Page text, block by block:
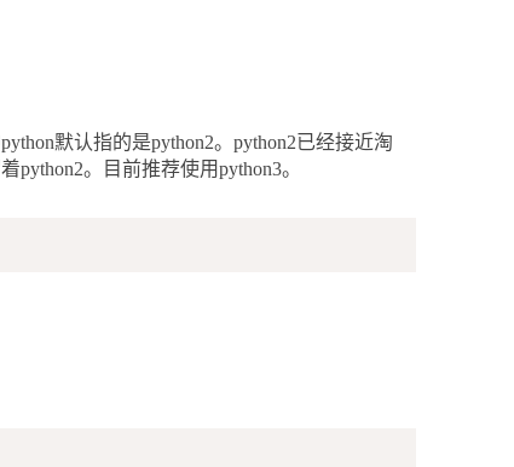
python默认指的是python2。 python2已经接近淘
python2。目前推荐使用python3。